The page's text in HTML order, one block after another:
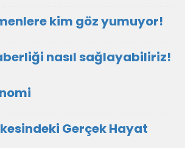
kim göz yumuyor!
nasıl sağlayabiliriz!
Gerçek Hayat